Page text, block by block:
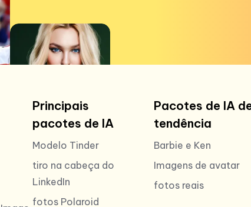
Principais
pacotes de IA
Modelo Tinder
tiro na cabeça do
LinkedIn
fotos Polaroid
Pacotes de IA
tendência
Barbie e Ken
Imagens de avatar
fotos reais